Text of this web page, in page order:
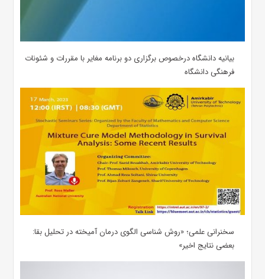
بیانیه دانشگاه درخصوص برگزاری دو برنامه مغایر با مقررات و شئونات
فرهنگی دانشگاه
سخنرانی علمی؛ «روش شناسی الگوی درمان آمیخته در تحلیل بقا:
بعضی نتایج اخیر»